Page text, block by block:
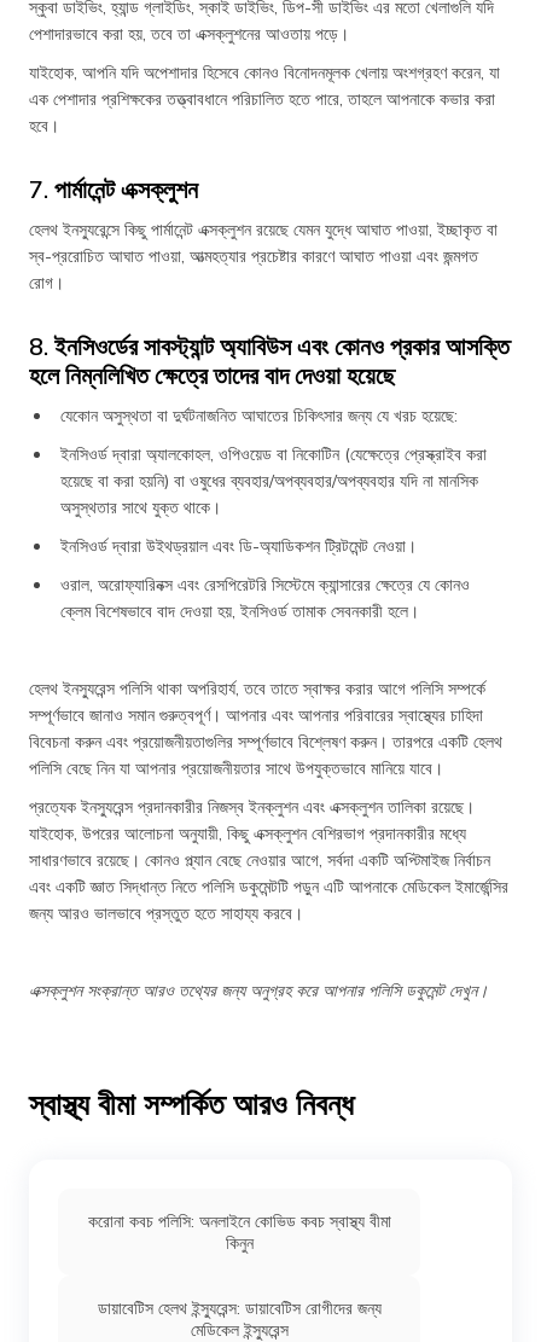
স্কুবা ডাইভিং, হ্যান্ড গ্লাইডিং, স্কাই ডাইভিং, ডিপ-সী ডাইভিং এর মতো খেলাগুলি যদি
পেশাদারভাবে করা হয়, তবে তা এক্সক্লুশনের আওতায় পড়ে।
যাইহোক, আপনি যদি অপেশাদার হিসেবে কোনও বিনোদনমূলক খেলায় অংশগ্রহণ করেন, যা
এক পেশাদার প্রশিক্ষকের তত্ত্বাবধানে পরিচালিত হতে পারে, তাহলে আপনাকে কভার করা
হবে।
7. পার্মানেন্ট এক্সক্লুশন
হেলথ ইনস্যুরেন্সে কিছু পার্মানেন্ট এক্সক্লুশন রয়েছে যেমন যুদ্ধে আঘাত পাওয়া, ইচ্ছাকৃত বা
স্ব-প্ররোচিত আঘাত পাওয়া, আত্মহত্যার প্রচেষ্টার কারণে আঘাত পাওয়া এবং জন্মগত
রোগ।
8. ইনসিওর্ডের সাবস্ট্যান্ট অ্যাবিউস এবং কোনও প্রকার আসক্তি
হলে নিম্নলিখিত ক্ষেত্রে তাদের বাদ দেওয়া হয়েছে
যেকোন অসুস্থতা বা দুর্ঘটনাজনিত আঘাতের চিকিৎসার জন্য যে খরচ হয়েছে:
ইনসিওর্ড দ্বারা অ্যালকোহল, ওপিওয়েড বা নিকোটিন (যেক্ষেত্রে প্রেস্ক্রাইব করা
হয়েছে বা করা হয়নি) বা ওষুধের ব্যবহার/অপব্যবহার/অপব্যবহার যদি না মানসিক
অসুস্থতার সাথে যুক্ত থাকে।
ইনসিওর্ড দ্বারা উইথড্রয়াল এবং ডি-অ্যাডিকশন ট্রিটমেন্ট নেওয়া।
ওরাল, অরোফ্যারিনক্স এবং রেসপিরেটরি সিস্টেমে ক্যান্সারের ক্ষেত্রে যে কোনও
ক্লেম বিশেষভাবে বাদ দেওয়া হয়, ইনসিওর্ড তামাক সেবনকারী হলে।
হেলথ ইনস্যুরেন্স পলিসি থাকা অপরিহার্য, তবে তাতে স্বাক্ষর করার আগে পলিসি সম্পর্কে
সম্পূর্ণভাবে জানাও সমান গুরুত্বপূর্ণ। আপনার এবং আপনার পরিবারের স্বাস্থ্যের চাহিদা
বিবেচনা করুন এবং প্রয়োজনীয়তাগুলির সম্পূর্ণভাবে বিশ্লেষণ করুন। তারপরে একটি হেলথ
পলিসি বেছে নিন যা আপনার প্রয়োজনীয়তার সাথে উপযুক্তভাবে মানিয়ে যাবে।
প্রত্যেক ইনস্যুরেন্স প্রদানকারীর নিজস্ব ইনক্লুশন এবং এক্সক্লুশন তালিকা রয়েছে।
যাইহোক, উপরের আলোচনা অনুযায়ী, কিছু এক্সক্লুশন বেশিরভাগ প্রদানকারীর মধ্যে
সাধারণভাবে রয়েছে। কোনও প্ল্যান বেছে নেওয়ার আগে, সর্বদা একটি অপ্টিমাইজ নির্বাচন
এবং একটি জ্ঞাত সিদ্ধান্ত নিতে পলিসি ডকুমেন্টটি পড়ুন এটি আপনাকে মেডিকেল ইমার্জেন্সির
জন্য আরও ভালভাবে প্রস্তুত হতে সাহায্য করবে।
এক্সক্লুশন সংক্রান্ত আরও তথ্যের জন্য অনুগ্রহ করে আপনার পলিসি ডকুমেন্ট দেখুন।
স্বাস্থ্য বীমা সম্পর্কিত আরও নিবন্ধ
করোনা কবচ পলিসি: অনলাইনে কোভিড কবচ স্বাস্থ্য বীমা
কিনুন
ডায়াবেটিস হেলথ ইন্স্যুরেন্স: ডায়াবেটিস রোগীদের জন্য
মেডিকেল ইন্স্যুরেন্স